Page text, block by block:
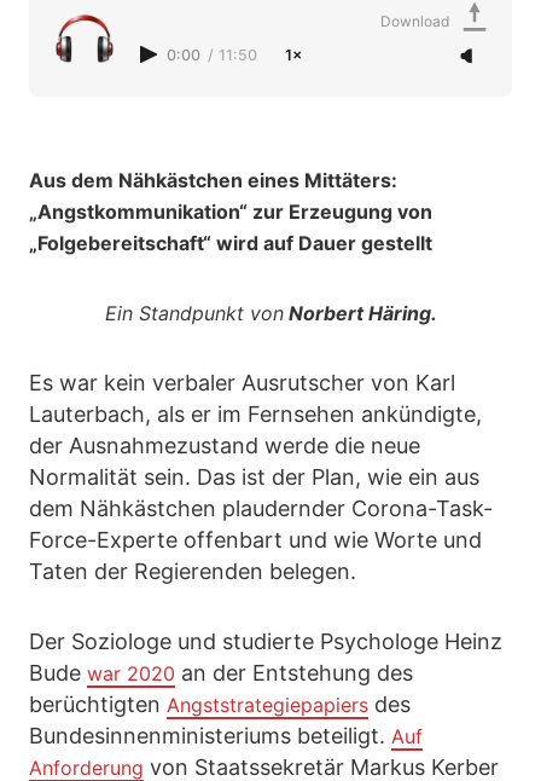
0:00 / 11:50 1×
Download
Aus dem Nähkästchen eines Mittäters:
„Angstkommunikation“ zur Erzeugung von
„Folgebereitschaft“ wird auf Dauer gestellt
Ein Standpunkt vonNorbert Häring.
Es war kein verbaler Ausrutscher von Karl
Lauterbach, als er im Fernsehen ankündigte,
der Ausnahmezustand werde die neue
Normalität sein. Das ist der Plan, wie ein aus
dem Nähkästchen plaudernder Corona-Task-
Force-Experte offenbart und wie Worte und
Taten der Regierenden belegen.
Der Soziologe und studierte Psychologe Heinz
Bude war 2020 an der Entstehung des
berüchtigten Angststrategiepapiers des
Bundesinnenministeriums beteiligt. Auf
Anforderung von Staatssekretär Markus Kerber